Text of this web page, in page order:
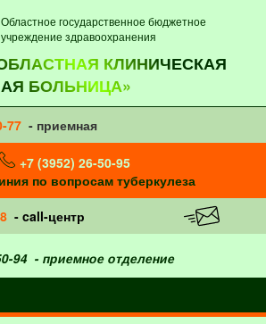
Областное государственное бюджетное
учреждение здравоохранения
КЛИНИЧЕСКАЯ
БОЛЬНИЦА»
77 - приемная
+7 (3952) 26-50-95
по вопросам туберкулеза
- call-центр
94- приемное отделение